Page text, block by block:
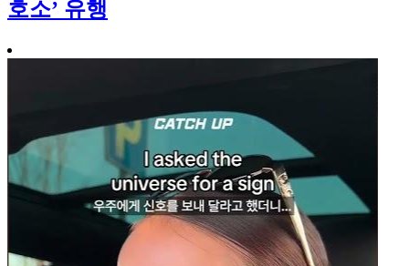
호소’ 유행